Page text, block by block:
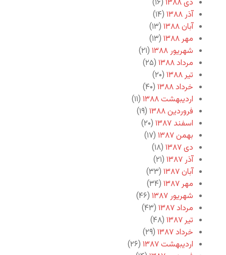
دی ۱۳۸۸
(۱۶)
آذر ۱۳۸۸
(۱۴)
آبان ۱۳۸۸
(۱۳)
مهر ۱۳۸۸
(۱۳)
شهریور ۱۳۸۸
(۲۱)
مرداد ۱۳۸۸
(۲۵)
تیر ۱۳۸۸
(۲۰)
خرداد ۱۳۸۸
(۴۰)
اردیبهشت ۱۳۸۸
(۱۱)
فروردین ۱۳۸۸
(۱۹)
اسفند ۱۳۸۷
(۲۰)
بهمن ۱۳۸۷
(۱۷)
دی ۱۳۸۷
(۱۸)
آذر ۱۳۸۷
(۲۱)
آبان ۱۳۸۷
(۳۳)
مهر ۱۳۸۷
(۳۴)
شهریور ۱۳۸۷
(۴۶)
مرداد ۱۳۸۷
(۴۳)
تیر ۱۳۸۷
(۴۸)
خرداد ۱۳۸۷
(۲۹)
اردیبهشت ۱۳۸۷
(۲۶)